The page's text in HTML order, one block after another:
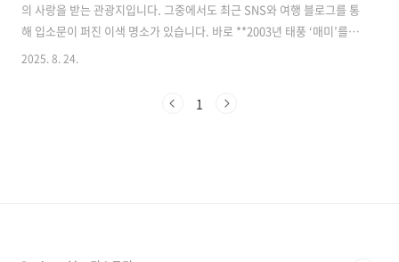
의 사랑을 받는 관광지입니다. 그중에서도 최근 SNS와 여행 블로그를 통
해 입소문이 퍼진 이색 명소가 있습니다. 바로 **2003년 태풍 ‘매미’를
이겨낸 돌담 성채, ‘매미성’**입니다.이 매미성은 단순한 관광지가 아닙
아올린, 인간의 끈기와 회복력을 상징하는 장소입니다. 지금은 많은 이들
2025. 8. 24.
1